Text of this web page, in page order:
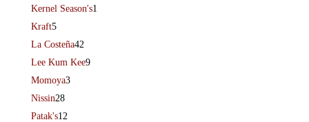
Kernel Season's1
Kraft5
La Costeña42
Lee Kum Kee9
Momoya3
Nissin28
Patak's12